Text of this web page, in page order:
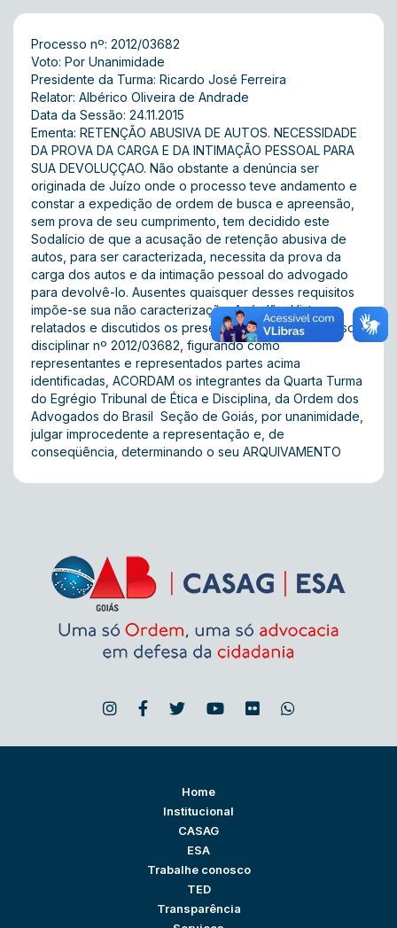
Processo nº: 2012/03682
Voto: Por Unanimidade
Presidente da Turma: Ricardo José Ferreira
Relator: Albérico Oliveira de Andrade
Data da Sessão: 24.11.2015
Ementa: RETENÇÃO ABUSIVA DE AUTOS. NECESSIDADE
DA PROVA DA CARGA E DA INTIMAÇÃO PESSOAL PARA
SUA DEVOLUÇÇAO. Não obstante a denúncia ser
originada de Juízo onde o processo teve andamento e
constar a expedição de ordem de busca e apreensão,
sem prova de seu cumprimento, tem decidido este
Sodalício de que a acusação de retenção abusiva de
autos, para ser caracterizada, necessita da prova da
carga dos autos e da intimação pessoal do advogado
para devolvê-lo. Ausentes quaisquer desses requisitos
impõe-se sua não caracterização. Acórdão: Vistos,
relatados e discutidos os presentes autos de processo
disciplinar nº 2012/03682, figurando como
representantes e representados partes acima
identificadas, ACORDAM os integrantes da Quarta Turma
do Egrégio Tribunal de Ética e Disciplina, da Ordem dos
Advogados do Brasil  Seção de Goiás, por unanimidade,
julgar improcedente a representação e, de
conseqüência, determinando o seu ARQUIVAMENTO
Home
Institucional
CASAG
ESA
Trabalhe conosco
TED
Transparência